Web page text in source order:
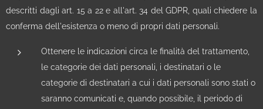
descritti dagli art. 15 a 22 e all'art. 34 del GDPR, quali chiedere la
conferma dell'esistenza o meno di propri dati personali.
Ottenere le indicazioni circa le finalità del trattamento,
le categorie dei dati personali, i destinatari o le
categorie di destinatari a cui i dati personali sono stati o
saranno comunicati e, quando possibile, il periodo di